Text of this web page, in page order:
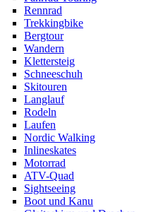
Rennrad
Trekkingbike
Bergtour
Wandern
Klettersteig
Schneeschuh
Skitouren
Langlauf
Rodeln
Laufen
Nordic Walking
Inlineskates
Motorrad
ATV-Quad
Sightseeing
Boot und Kanu